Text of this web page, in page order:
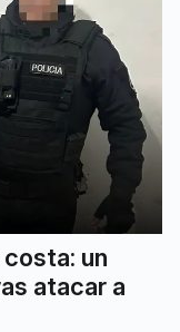
un
atacar a